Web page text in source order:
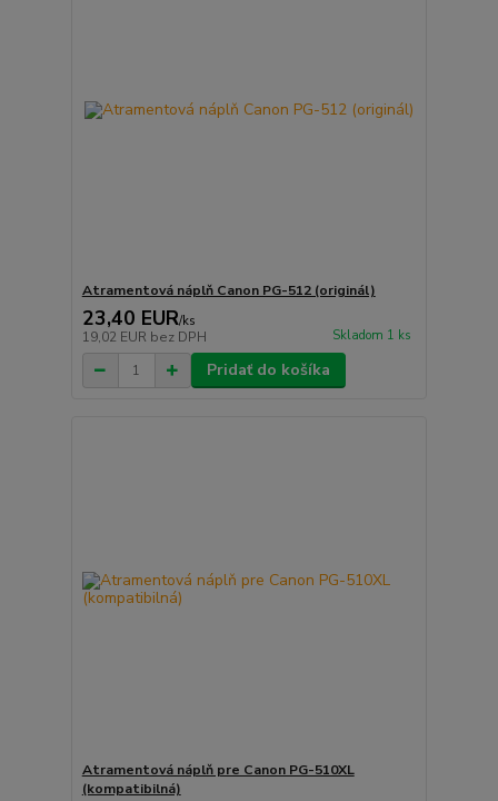
Atramentová náplň Canon PG-512 (originál)
23,40 EUR/ks
19,02 EUR bez DPH Skladom 1 ks
Pridať do košíka
Atramentová náplň pre Canon PG-510XL
(kompatibilná)